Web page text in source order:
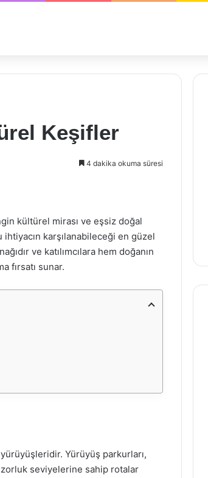
Keşifler
4 dakika okuma süresi
kültürel mirası ve eşsiz doğal
ihtiyacın karşılanabileceği en güzel
ve katılımcılara hem doğanın
fırsatı sunar.
Yürüyüş parkurları,
zorluk seviyelerine sahip rotalar